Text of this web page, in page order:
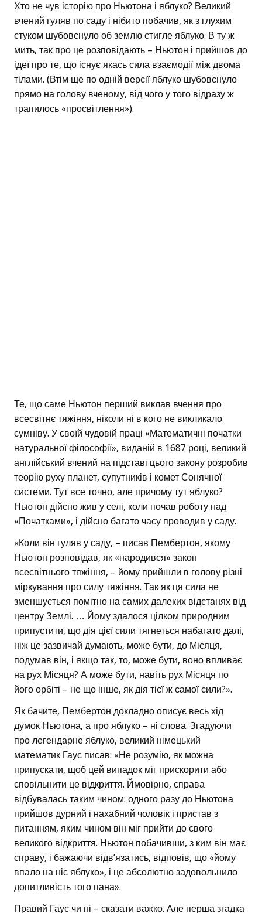
Хто не чув історію про Ньютона і яблуко? Великий
вчений гуляв по саду і нібито побачив, як з глухим
стуком шубовснуло об землю стигле яблуко. В ту ж
мить, так про це розповідають – Ньютон і прийшов до
ідеї про те, що існує якась сила взаємодії між двома
тілами. (Втім ще по одній версії яблуко шубовснуло
прямо на голову вченому, від чого у того відразу ж
трапилось «просвітлення»).
Те, що саме Ньютон перший виклав вчення про
всесвітнє тяжіння, ніколи ні в кого не викликало
сумніву. У своїй чудовій праці «Математичні початки
натуральної філософії», виданій в 1687 році, великий
англійський вчений на підставі цього закону розробив
теорію руху планет, супутників і комет Сонячної
системи. Тут все точно, але причому тут яблуко?
Ньютон дійсно жив у селі, коли почав роботу над
«Початками», і дійсно багато часу проводив у саду.
«Коли він гуляв у саду, – писав Пембертон, якому
Ньютон розповідав, як «народився» закон
всесвітнього тяжіння, – йому прийшли в голову різні
міркування про силу тяжіння. Так як ця сила не
зменшується помітно на самих далеких відстанях від
центру Землі. … Йому здалося цілком природним
припустити, що дія цієї сили тягнеться набагато далі,
ніж це зазвичай думають, може бути, до Місяця,
подумав він, і якщо так, то, може бути, воно впливає
на рух Місяця? А може бути, навіть рух Місяця по
його орбіті – не що інше, як дія тієї ж самої сили?».
Як бачите, Пембертон докладно описує весь хід
думок Ньютона, а про яблуко – ні слова. Згадуючи
про легендарне яблуко, великий німецький
математик Гаус писав: «Не розумію, як можна
припускати, щоб цей випадок міг прискорити або
сповільнити це відкриття. Ймовірно, справа
відбувалась таким чином: одного разу до Ньютона
прийшов дурний і нахабний чоловік і пристав з
питанням, яким чином він міг прийти до свого
великого відкриття. Ньютон побачивши, з ким він має
справу, і бажаючи відв’язатись, відповів, що «йому
впало на ніс яблуко», і це абсолютно задовольнило
допитливість того пана».
Правий Гаус чи ні – сказати важко. Але перша згадка